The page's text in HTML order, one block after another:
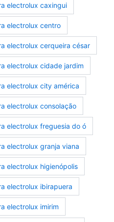
electrolux caxingui
electrolux centro
electrolux cerqueira césar
electrolux cidade jardim
electrolux city américa
electrolux consolação
electrolux freguesia do ó
electrolux granja viana
electrolux higienópolis
electrolux ibirapuera
electrolux imirim